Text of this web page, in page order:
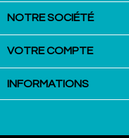
NOTRE SOCIÉTÉ
VOTRE COMPTE
INFORMATIONS